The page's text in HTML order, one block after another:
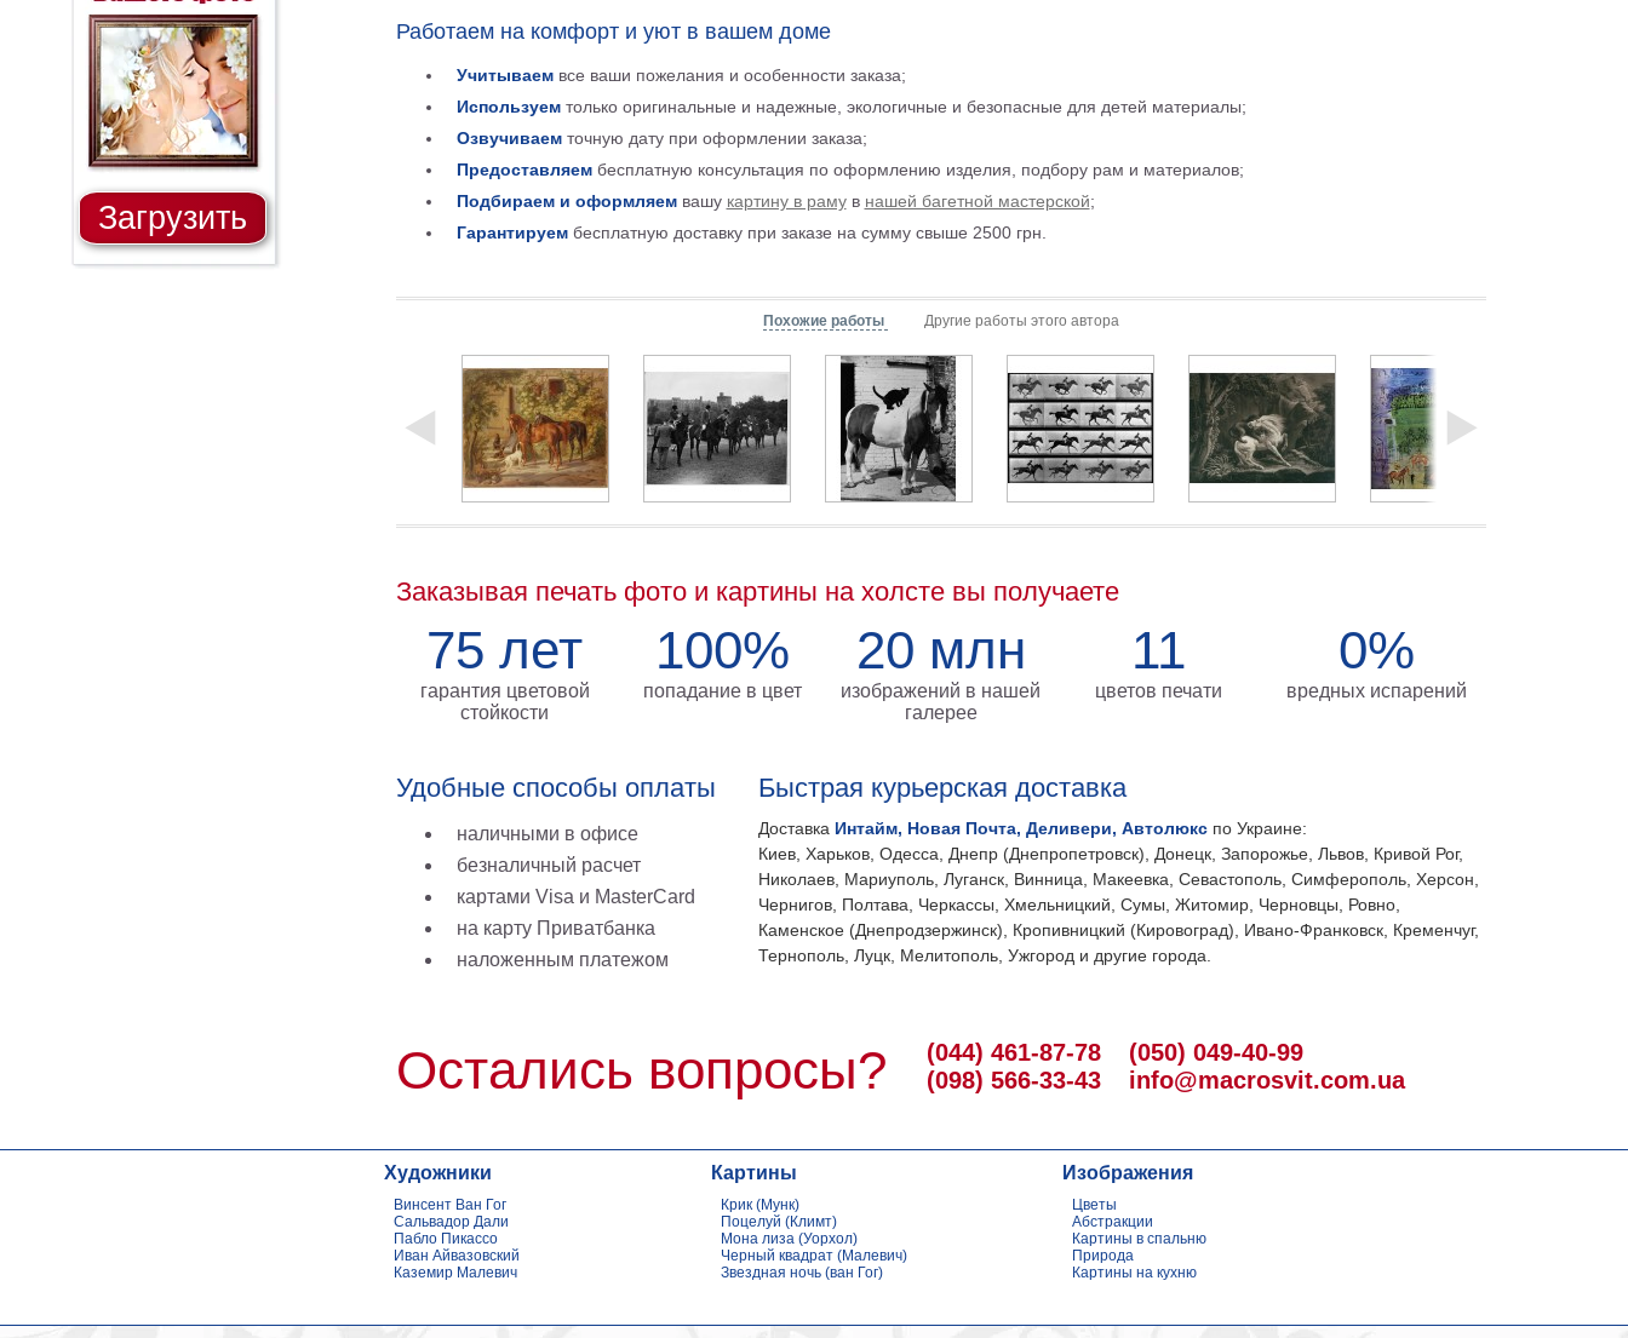
Работаем на комфорт и уют в вашем доме
Учитываемвсе ваши пожелания и особенности заказа;
Используемтолько оригинальные и надежные, экологичные и безопасные для детей материалы;
Озвучиваемточную дату при оформлении заказа;
Предоставляембесплатную консультация по оформлению изделия, подбору рам и материалов;
Подбираем и оформляемвашу картину в рамув нашей багетной мастерской;
Гарантируембесплатную доставку при заказе на сумму свыше 2500 грн.
Похожие работы Другие работы этого автора
Заказывая печать фото и картины на холсте вы получаете
75 лет
гарантия цветовой
стойкости
100%
попадание в цвет
20 млн
изображений в нашей
галерее
11
цветов печати
0%
вредных испарений
Удобные способы оплаты
наличными в офисе
безналичный расчет
картами Visa и MasterCard
на карту Приватбанка
наложенным платежом
Быстрая курьерская доставка
Доставка Интайм, Новая Почта, Деливери, Автолюкс по Украине:
Киев, Харьков, Одесса, Днепр (Днепропетровск), Донецк, Запорожье, Львов, Кривой Рог,
Николаев, Мариуполь, Луганск, Винница, Макеевка, Севастополь, Симферополь, Херсон,
Чернигов, Полтава, Черкассы, Хмельницкий, Сумы, Житомир, Черновцы, Ровно,
Каменское (Днепродзержинск), Кропивницкий (Кировоград), Ивано-Франковск, Кременчуг,
Тернополь, Луцк, Мелитополь, Ужгород и другие города.
Остались вопросы?
(044) 461-87-78
(098) 566-33-43
(050) 049-40-99
info@macrosvit.com.ua
Загрузить
Художники
Винсент Ван Гог
Сальвадор Дали
Пабло Пикассо
Иван Айвазовский
Каземир Малевич
Картины
Крик (Мунк)
Поцелуй (Климт)
Мона лиза (Уорхол)
Черный квадрат (Малевич)
Звездная ночь (ван Гог)
Изображения
Цветы
Абстракции
Картины в спальню
Природа
Картины на кухню